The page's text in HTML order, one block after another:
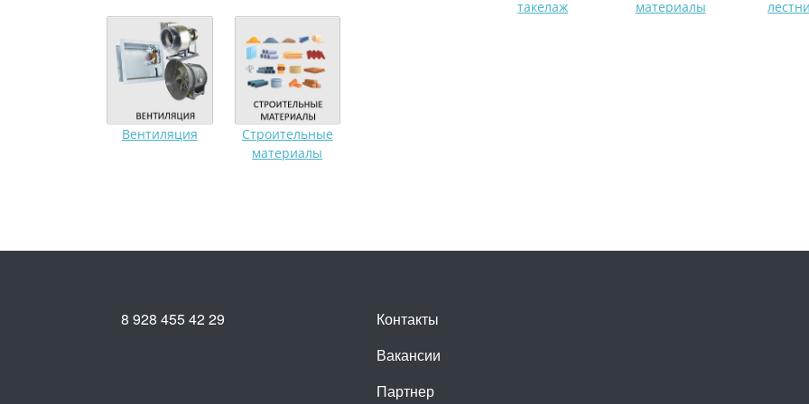
такелаж материалы
Вентиляция
Строительные
материалы
Контакты
Вакансии
Партнер
8 928 455 42 29